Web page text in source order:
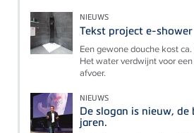
NIEUWS
Tekst project e-shower
Een gewone douche kost
Het water verdwijnt voor
afvoer.
NIEUWS
De slogan is nieuw,
jaren.